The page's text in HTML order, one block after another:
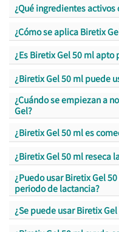
¿Qué ingredientes
¿Cómo se aplica Biretix
¿Es Biretix Gel 50 ml
¿Biretix Gel 50 ml puede
¿Cuándo se empiezan a
Gel?
¿Biretix Gel 50 ml es
¿Biretix Gel 50 ml reseca
¿Puedo usar Biretix Gel
periodo de lactancia?
¿Se puede usar Biretix